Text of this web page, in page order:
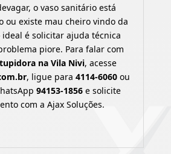
o vaso sanitário está
ou existe mau cheiro vindo da
é solicitar ajuda técnica
piore. Para falar com
na Vila Nivi, acesse
, ligue para 4114-6060ou
94153-1856 e solicite
com a Ajax Soluções.